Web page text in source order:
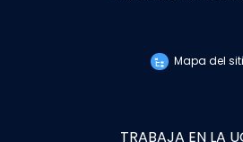
Mapa del
TRABAJA EN LA